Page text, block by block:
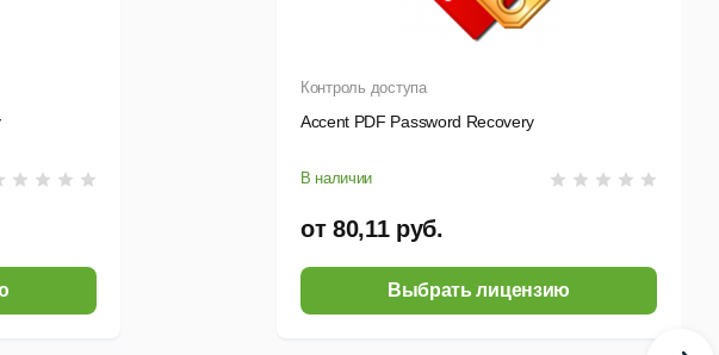
Контроль доступа
Accent PDF Password Recovery
В наличии
от 80,11 руб.
Выбрать лицензию